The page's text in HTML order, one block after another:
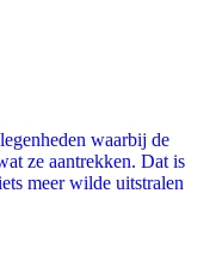
waarbij de
ze aantrekken. Dat is
meer wilde uitstralen